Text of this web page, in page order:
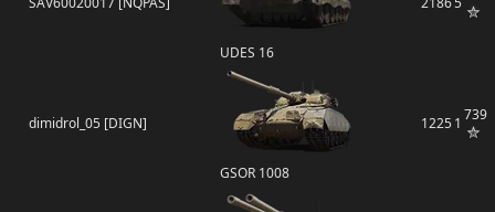
UDES 16
dimidrol_05 [DIGN]
GSOR 1008
12251 739